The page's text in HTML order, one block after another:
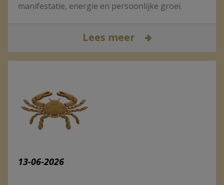
manifestatie, energie en persoonlijke groei.
Lees meer
13-06-2026